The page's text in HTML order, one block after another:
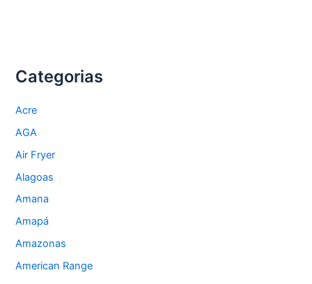
Categorias
Acre
AGA
Air Fryer
Alagoas
Amana
Amapá
Amazonas
American Range